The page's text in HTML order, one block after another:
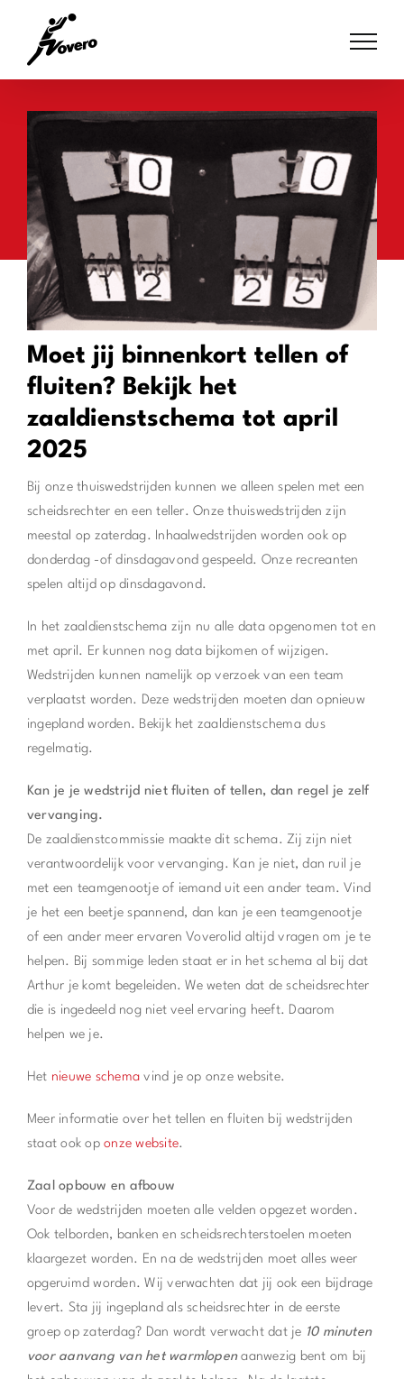
content
Moet jij binnenkort tellen of
fluiten? Bekijk het
zaaldienstschema tot april
2025
Bij onze thuiswedstrijden kunnen we alleen spelen met een
scheidsrechter en een teller. Onze thuiswedstrijden zijn
meestal op zaterdag. Inhaalwedstrijden worden ook op
donderdag -of dinsdagavond gespeeld. Onze recreanten
spelen altijd op dinsdagavond.
In het zaaldienstschema zijn nu alle data opgenomen tot en
met april. Er kunnen nog data bijkomen of wijzigen.
Wedstrijden kunnen namelijk op verzoek van een team
verplaatst worden. Deze wedstrijden moeten dan opnieuw
ingepland worden. Bekijk het zaaldienstschema dus
regelmatig.
Kan je je wedstrijd niet fluiten of tellen, dan regel je zelf
vervanging.
De zaaldienstcommissie maakte dit schema. Zij zijn niet
verantwoordelijk voor vervanging. Kan je niet, dan ruil je
met een teamgenootje of iemand uit een ander team. Vind
je het een beetje spannend, dan kan je een teamgenootje
of een ander meer ervaren Voverolid altijd vragen om je te
helpen. Bij sommige leden staat er in het schema al bij dat
Arthur je komt begeleiden. We weten dat de scheidsrechter
die is ingedeeld nog niet veel ervaring heeft. Daarom
helpen we je.
Het nieuwe schema vind je op onze website.
Meer informatie over het tellen en fluiten bij wedstrijden
staat ook oponze website.
Zaal opbouw en afbouw
Voor de wedstrijden moeten alle velden opgezet worden.
Ook telborden, banken en scheidsrechterstoelen moeten
klaargezet worden. En na de wedstrijden moet alles weer
opgeruimd worden. Wij verwachten dat jij ook een bijdrage
levert. Sta jij ingepland als scheidsrechter in de eerste
groep op zaterdag? Dan wordt verwacht dat je 10 minuten
voor aanvang van het warmlopenaanwezig bent om bij